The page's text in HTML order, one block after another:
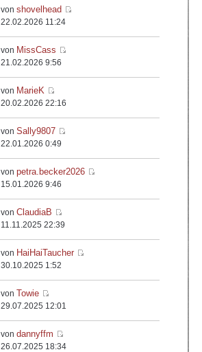
vonshovelhead
22.02.2026 11:24
von MissCass
21.02.2026 9:56
von MarieK
20.02.2026 22:16
vonSally9807
22.01.2026 0:49
vonpetra.becker2026
15.01.2026 9:46
vonClaudiaB
11.11.2025 22:39
von HaiHaiTaucher
30.10.2025 1:52
von Towie
29.07.2025 12:01
vondannyffm
26.07.2025 18:34